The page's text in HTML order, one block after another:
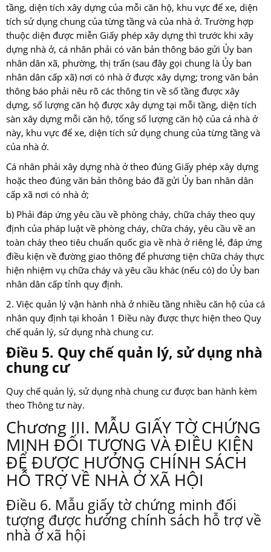
tầng, diện tích xây dựng của mỗi căn hộ, khu vực để xe, diện
tích sử dụng chung của từng tầng và của nhà ở. Trường hợp
thuộc diện được miễn Giấy phép xây dựng thì trước khi xây
dựng nhà ở, cá nhân phải có văn bản thông báo gửi Ủy ban
nhân dân xã, phường, thị trấn (sau đây gọi chung là Ủy ban
nhân dân cấp xã) nơi có nhà ở được xây dựng; trong văn bản
thông báo phải nêu rõ các thông tin về số tầng được xây
dựng, số lượng căn hộ được xây dựng tại mỗi tầng, diện tích
sàn xây dựng mỗi căn hộ, tổng số lượng căn hộ của cả nhà ở
này, khu vực để xe, diện tích sử dụng chung của từng tầng và
của nhà ở.
Cá nhân phải xây dựng nhà ở theo đúng Giấy phép xây dựng
hoặc theo đúng văn bản thông báo đã gửi Ủy ban nhân dân
cấp xã nơi có nhà ở;
b) Phải đáp ứng yêu cầu về phòng cháy, chữa cháy theo quy
định của pháp luật về phòng cháy, chữa cháy, yêu cầu về an
toàn cháy theo tiêu chuẩn quốc gia về nhà ở riêng lẻ, đáp ứng
điều kiện về đường giao thông để phương tiện chữa cháy thực
hiện nhiệm vụ chữa cháy và yêu cầu khác (nếu có) do Ủy ban
nhân dân cấp tỉnh quy định.
2. Việc quản lý vận hành nhà ở nhiều tầng nhiều căn hộ của cá
nhân quy định tại khoản 1 Điều này được thực hiện theo Quy
chế quản lý, sử dụng nhà chung cư.
Điều 5. Quy chế quản lý, sử dụng nhà
chung cư
Quy chế quản lý, sử dụng nhà chung cư được ban hành kèm
theo Thông tư này.
Chương III. MẪU GIẤY TỜ CHỨNG
MINH ĐỐI TƯỢNG VÀ ĐIỀU KIỆN
ĐỂ ĐƯỢC HƯỞNG CHÍNH SÁCH
HỖ TRỢ VỀ NHÀ Ở XÃ HỘI
Điều 6. Mẫu giấy tờ chứng minh đối
tượng được hưởng chính sách hỗ trợ về
nhà ở xã hội